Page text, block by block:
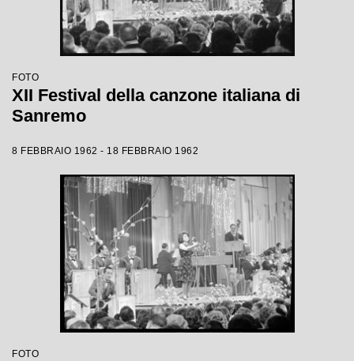
FOTO
XII Festival della canzone italiana di
Sanremo
8 FEBBRAIO 1962 - 18 FEBBRAIO 1962
FOTO